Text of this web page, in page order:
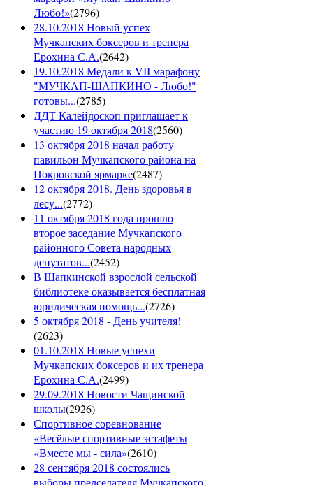
Любо!»(2796)
28.10.2018 Новый успех
Мучкапских боксеров и тренера
Ерохина С.А.(2642)
19.10.2018 Медали к VII марафону
"МУЧКАП-ШАПКИНО - Любо!"
готовы...(2785)
ДДТ Калейдоскоп приглашает к
участию 19 октября 2018(2560)
13 октября 2018 начал работу
павильон Мучкапского района на
Покровской ярмарке(2487)
12 октября 2018. День здоровья в
лесу...(2772)
11 октября 2018 года прошло
второе заседание Мучкапского
районного Совета народных
депутатов...(2452)
В Шапкинской взрослой сельской
библиотеке оказывается бесплатная
юридическая помощь...(2726)
5 октября 2018 - День учителя!
(2623)
01.10.2018 Новые успехи
Мучкапских боксеров и их тренера
Ерохина С.А.(2499)
29.09.2018 Новости Чащинской
школы(2926)
Спортивное соревнование
«Весёлые спортивные эстафеты
«Вместе мы - сила»(2610)
28 сентября 2018 состоялись
выборы председателя Мучкапского